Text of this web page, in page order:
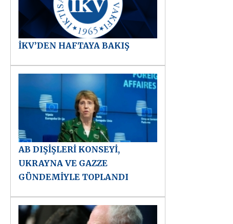
İKV’DEN HAFTAYA BAKIŞ
AB DIŞİŞLERİ KONSEYİ,
UKRAYNA VE GAZZE
GÜNDEMİYLE TOPLANDI